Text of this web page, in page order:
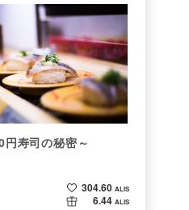
寿司の秘密～
304.60 ALIS
6.44 ALIS